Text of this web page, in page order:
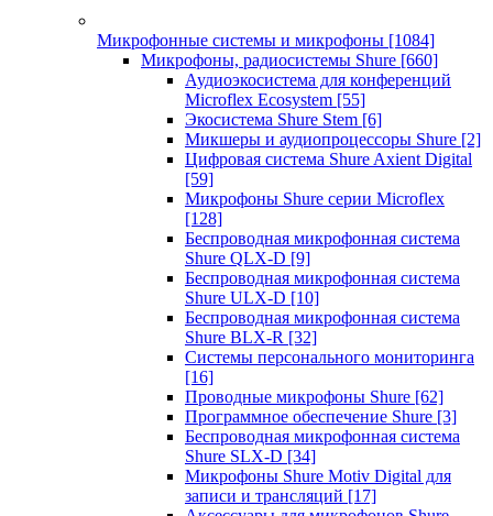
Микрофонные системы и микрофоны [1084]
Микрофоны, радиосистемы Shure [660]
Аудиоэкосистема для конференций
Microflex Ecosystem [55]
Экосистема Shure Stem [6]
Микшеры и аудиопроцессоры Shure [2]
Цифровая система Shure Axient Digital
[59]
Микрофоны Shure серии Microflex
[128]
Беспроводная микрофонная система
Shure QLX-D [9]
Беспроводная микрофонная система
Shure ULX-D [10]
Беспроводная микрофонная система
Shure BLX-R [32]
Системы персонального мониторинга
[16]
Проводные микрофоны Shure [62]
Программное обеспечение Shure [3]
Беспроводная микрофонная система
Shure SLX-D [34]
Микрофоны Shure Motiv Digital для
записи и трансляций [17]